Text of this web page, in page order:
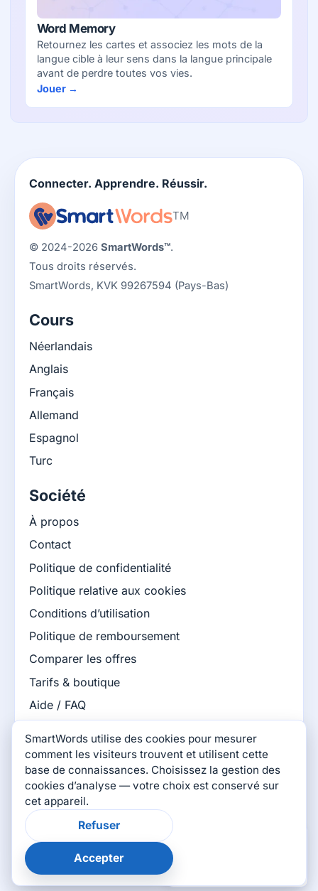
Word Memory
Retournez les cartes et associez les mots de la
langue cible à leur sens dans la langue principale
avant de perdre toutes vos vies.
Jouer →
SmartWords utilise des cookies pour mesurer
comment les visiteurs trouvent et utilisent cette
base de connaissances. Choisissez la gestion des
cookies d’analyse — votre choix est conservé sur
cet appareil.
Refuser
Accepter
Connecter. Apprendre. Réussir.
TM
© 2024-2026 SmartWords™.
Tous droits réservés.
SmartWords, KVK 99267594 (Pays-Bas)
Cours
Néerlandais
Anglais
Français
Allemand
Espagnol
Turc
Société
À propos
Contact
Politique de confidentialité
Politique relative aux cookies
Conditions d’utilisation
Politique de remboursement
Comparer les offres
Tarifs & boutique
Aide / FAQ
Blog SmartWords
Jeux SmartWords
Connectez-vous avec nous